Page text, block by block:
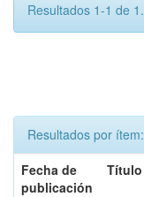
Resultados 1-1 de 1.
Resultados por ítem:
Fecha de
publicación
Título